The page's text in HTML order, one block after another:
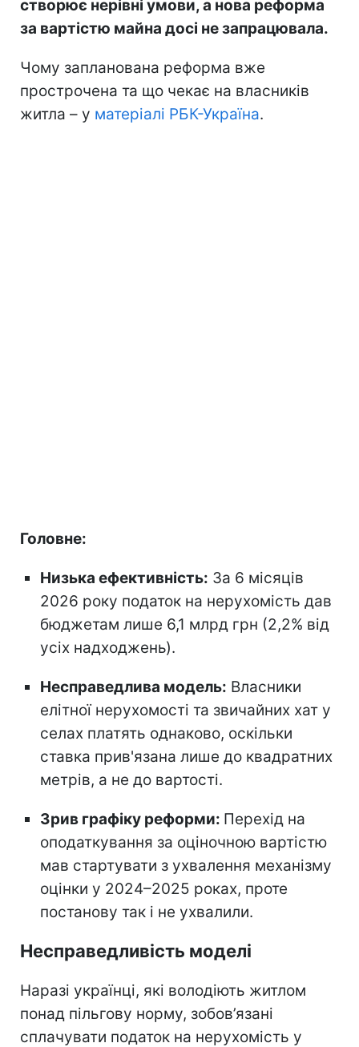
створює нерівні умови, а нова реформа
за вартістю майна досі не запрацювала.
Чому запланована реформа вже
прострочена та що чекає на власників
житла – у матеріалі РБК-Україна.
Головне:
Низька ефективність: За 6 місяців
2026 року податок на нерухомість дав
бюджетам лише 6,1 млрд грн (2,2% від
усіх надходжень).
Несправедлива модель: Власники
елітної нерухомості та звичайних хат у
селах платять однаково, оскільки
ставка прив'язана лише до квадратних
метрів, а не до вартості.
Зрив графіку реформи: Перехід на
оподаткування за оціночною вартістю
мав стартувати з ухвалення механізму
оцінки у 2024–2025 роках, проте
постанову так і не ухвалили.
Несправедливість моделі
Наразі українці, які володіють житлом
понад пільгову норму, зобов’язані
сплачувати податок на нерухомість у